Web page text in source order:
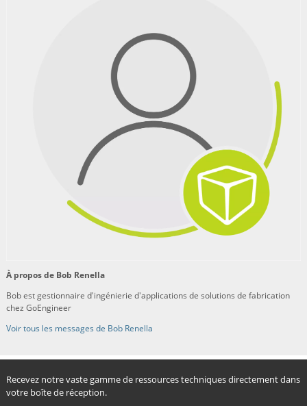
À propos de Bob Renella
Bob est gestionnaire d'ingénierie d'applications de solutions de fabrication
chez GoEngineer
Voir tous les messages de Bob Renella
Recevez notre vaste gamme de ressources techniques directement dans
votre boîte de réception.